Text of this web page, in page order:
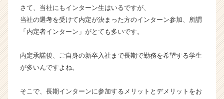
リ
ア
h
さて、当社にもインターン生はいるですが、
当社の選考を受けて内定が決まった方のインターン参加、所謂
「内定者インターン」がとても多いです。
内定承諾後、ご自身の新卒入社まで長期で勤務を希望する学生
が多いんですよね。
そこで、長期インターンに参加するメリットとデメリットをお